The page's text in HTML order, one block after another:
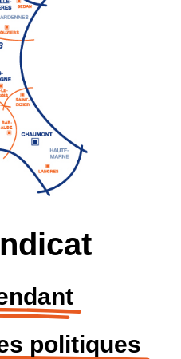
politiques